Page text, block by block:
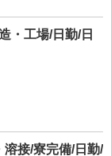
・工場/日勤/日
接/寮完備/日勤/